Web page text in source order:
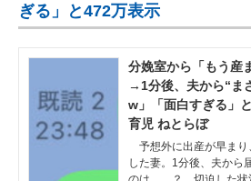
ぎる」と472万表示
分娩室から「もう産
→1分後、夫から“
w」「面白すぎる」
育児 ねとらぼ
予想外に出産が早まり
した妻。1分後、夫から